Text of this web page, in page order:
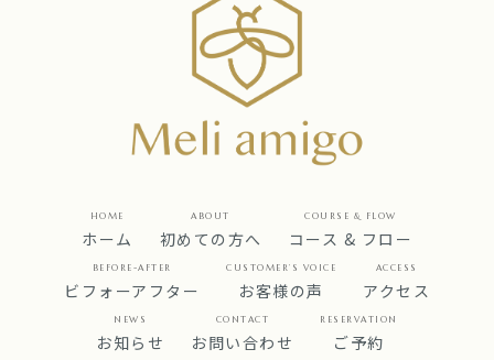
HOME
ホーム
ABOUT
初めての方へ
COURSE & FLOW
コース & フロー
BEFORE-AFTER
ビフォーアフター
CUSTOMER’S VOICE
お客様の声
ACCESS
アクセス
NEWS
お知らせ
CONTACT
お問い合わせ
RESERVATION
ご予約